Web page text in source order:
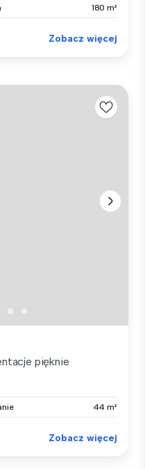
180 m²
Zobacz więcej
pięknie
44 m²
Zobacz więcej